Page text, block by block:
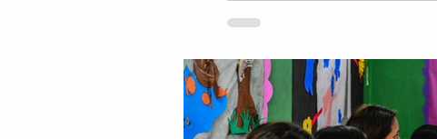
Frente a frente com